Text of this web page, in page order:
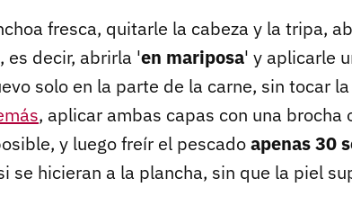
fresca, quitarle la cabeza y la tripa,
es decir, abrirla 'en mariposa' y aplicarle
solo en la parte de la carne, sin tocar
, aplicar ambas capas con una brocha
y luego freír el pescadoapenas 30
se hicieran a la plancha, sin que la piel